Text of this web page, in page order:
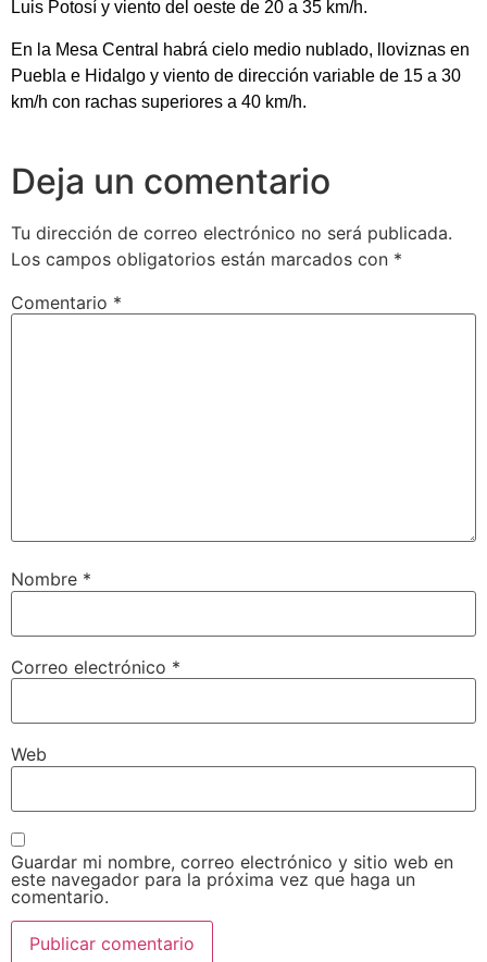
Luis Potosí y viento del oeste de 20 a 35 km/h.
En la Mesa Central habrá cielo medio nublado, lloviznas en
Puebla e Hidalgo y viento de dirección variable de 15 a 30
km/h con rachas superiores a 40 km/h.
Deja un comentario
Tu dirección de correo electrónico no será publicada.
Los campos obligatorios están marcados con *
Comentario *
Nombre *
Correo electrónico *
Web
Guardar mi nombre, correo electrónico y sitio web en
este navegador para la próxima vez que haga un
comentario.